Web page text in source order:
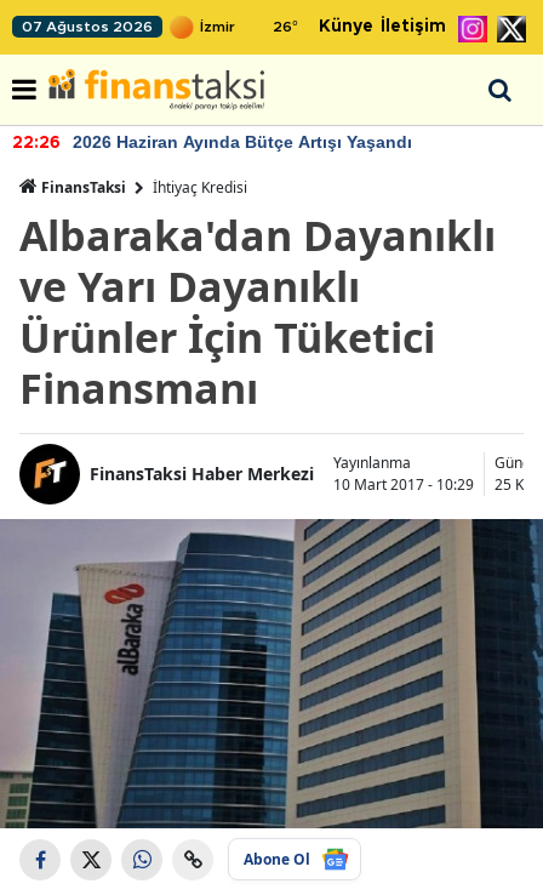
07 Ağustos 2026 26° Künye İletişim
22:26 2026 Haziran Ayında Bütçe Artışı Yaşandı
FinansTaksi İhtiyaç Kredisi
Albaraka'dan Dayanıklı
ve Yarı Dayanıklı
Ürünler İçin Tüketici
Finansmanı
FinansTaksi Haber Merkezi
Yayınlanma
10 Mart 2017 - 10:29
25
Abone Ol